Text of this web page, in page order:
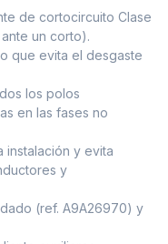
de cortocircuito Clase
un corto).
que evita el desgaste
los polos
en las fases no
instalación y evita
y
(ref. A9A26970) y